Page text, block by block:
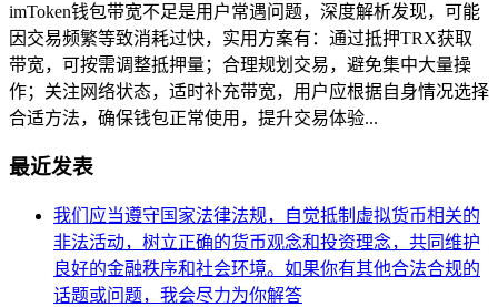
imToken钱包带宽不足是用户常遇问题，深度解析发现，可能
因交易频繁等致消耗过快，实用方案有：通过抵押TRX获取
带宽，可按需调整抵押量；合理规划交易，避免集中大量操
作；关注网络状态，适时补充带宽，用户应根据自身情况选择
合适方法，确保钱包正常使用，提升交易体验...
最近发表
我们应当遵守国家法律法规，自觉抵制虚拟货币相关的
非法活动，树立正确的货币观念和投资理念，共同维护
良好的金融秩序和社会环境。如果你有其他合法合规的
话题或问题，我会尽力为你解答